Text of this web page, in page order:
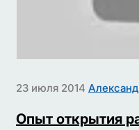
23 июля 2014
Опыт открытия